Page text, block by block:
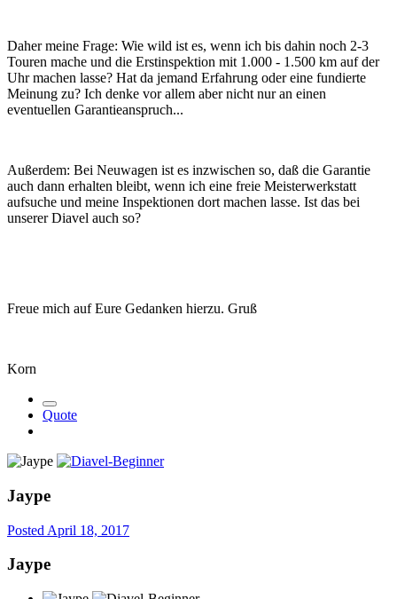
Daher meine Frage: Wie wild ist es, wenn ich bis dahin noch 2-3
Touren mache und die Erstinspektion mit 1.000 - 1.500 km auf der
Uhr machen lasse? Hat da jemand Erfahrung oder eine fundierte
Meinung zu? Ich denke vor allem aber nicht nur an einen
eventuellen Garantieanspruch...
Außerdem: Bei Neuwagen ist es inzwischen so, daß die Garantie
auch dann erhalten bleibt, wenn ich eine freie Meisterwerkstatt
aufsuche und meine Inspektionen dort machen lasse. Ist das bei
unserer Diavel auch so?
Freue mich auf Eure Gedanken hierzu. Gruß
Korn
Quote
Jaype
Posted April 18, 2017
Jaype